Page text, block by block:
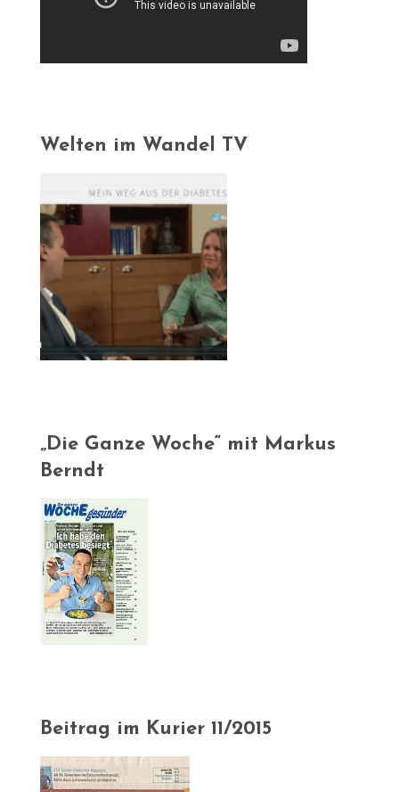
Welten im Wandel TV
„Die Ganze Woche“ mit Markus
Berndt
Beitrag im Kurier 11/2015